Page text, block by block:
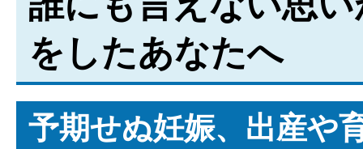
をしたあなたへ
予期せぬ妊娠、出産や